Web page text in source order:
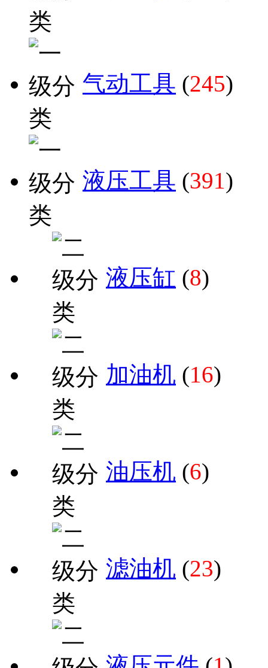
气动工具 (245)
液压工具 (391)
液压缸 (8)
加油机 (16)
油压机 (6)
滤油机 (23)